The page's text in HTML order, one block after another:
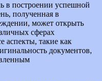
в построении успешной
полученная в
может открыть
сферах
аспекты, такие как
документов,